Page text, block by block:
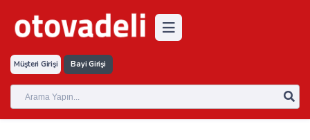
Müşteri Girişi Bayi Girişi